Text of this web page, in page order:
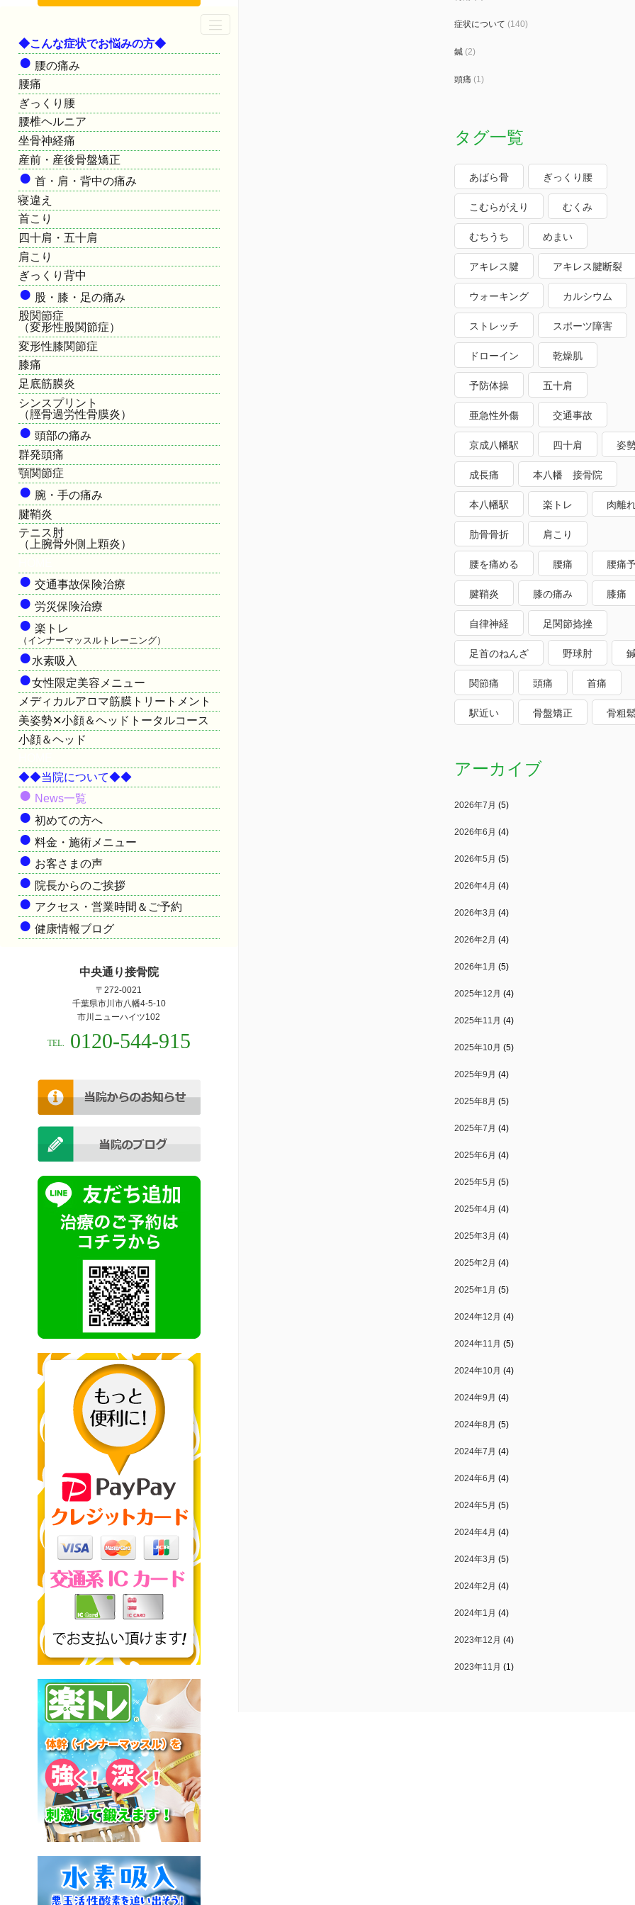
◆こんな症状でお悩みの方◆
● 腰の痛み
腰痛
ぎっくり腰
腰椎ヘルニア
坐骨神経痛
産前・産後骨盤矯正
● 首・肩・背中の痛み
寝違え
首こり
四十肩・五十肩
肩こり
ぎっくり背中
● 股・膝・足の痛み
股関節症
（変形性股関節症）
変形性膝関節症
膝痛
足底筋膜炎
シンスプリント
（脛骨過労性骨膜炎）
● 頭部の痛み
群発頭痛
顎関節症
● 腕・手の痛み
腱鞘炎
テニス肘
（上腕骨外側上顆炎）
● 交通事故保険治療
● 労災保険治療
● 楽トレ
（インナーマッスルトレーニング）
●水素吸入
●女性限定美容メニュー
メディカルアロマ筋膜トリートメント
美姿勢✕小顔＆ヘッドトータルコース
小顔＆ヘッド
◆◆当院について◆◆
● News一覧
● 初めての方へ
● 料金・施術メニュー
● お客さまの声
● 院長からのご挨拶
● アクセス・営業時間＆ご予約
● 健康情報ブログ
中央通り接骨院
〒272-0021
千葉県市川市八幡4-5-10
市川ニューハイツ102
TEL. 0120-544-915
症状について (140)
鍼(2)
頭痛 (1)
タグ一覧
あばら骨 ぎっくり腰
こむらがえり むくみ
むちうち めまい
アキレス腱 アキレス腱断裂
ウォーキング カルシウム
ストレッチ スポーツ障害
ドローイン 乾燥肌
予防体操 五十肩
亜急性外傷 交通事故
京成八幡駅 四十肩 姿
成長痛 本八幡 接骨院
本八幡駅 楽トレ 肉離
肋骨骨折 肩こり
腰を痛める 腰痛 腰痛
腱鞘炎 膝の痛み 膝痛
自律神経 足関節捻挫
足首のねんざ 野球肘
関節痛 頭痛 首痛
駅近い 骨盤矯正 骨粗
アーカイブ
2026年7月 (5)
2026年6月 (4)
2026年5月 (5)
2026年4月 (4)
2026年3月 (4)
2026年2月 (4)
2026年1月 (5)
2025年12月 (4)
2025年11月 (4)
2025年10月 (5)
2025年9月 (4)
2025年8月 (5)
2025年7月 (4)
2025年6月 (4)
2025年5月 (5)
2025年4月 (4)
2025年3月 (4)
2025年2月 (4)
2025年1月 (5)
2024年12月 (4)
2024年11月 (5)
2024年10月 (4)
2024年9月 (4)
2024年8月 (5)
2024年7月 (4)
2024年6月 (4)
2024年5月 (5)
2024年4月 (4)
2024年3月 (5)
2024年2月 (4)
2024年1月 (4)
2023年12月 (4)
2023年11月 (1)